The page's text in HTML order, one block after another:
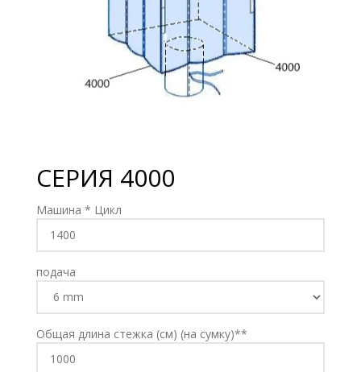
СЕРИЯ 4000
Машина * Цикл
подача
Общая длина стежка (см) (на сумку)**